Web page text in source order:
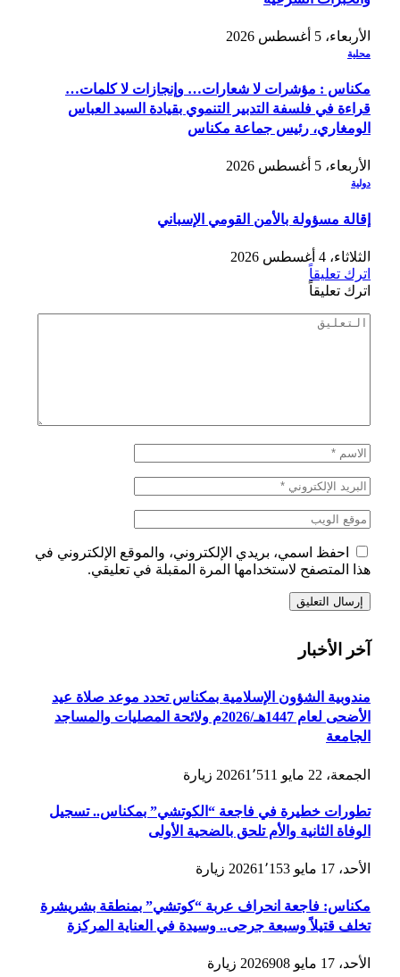
الأربعاء، 5 أغسطس 2026
محلية
مكناس : مؤشرات لا شعارات… وإنجازات لا كلمات…
قراءة في فلسفة التدبير التنموي بقيادة السيد العباس
الومغاري، رئيس جماعة مكناس
الأربعاء، 5 أغسطس 2026
دولية
إقالة مسؤولة بالأمن القومي الإسباني
الثلاثاء، 4 أغسطس 2026
اترك تعليقاً
اترك تعليقاً
احفظ اسمي، بريدي الإلكتروني، والموقع الإلكتروني في
هذا المتصفح لاستخدامها المرة المقبلة في تعليقي.
آخر الأخبار
مندوبية الشؤون الإسلامية بمكناس تحدد موعد صلاة عيد
الأضحى لعام 1447هـ/2026م ولائحة المصليات والمساجد
الجامعة
الجمعة، 22 مايو 2026 1٬511 زيارة
تطورات خطيرة في فاجعة “الكوتشي” بمكناس.. تسجيل
الوفاة الثانية والأم تلحق بالضحية الأولى
الأحد، 17 مايو 2026 1٬153 زيارة
مكناس: فاجعة انحراف عربة “كوتشي” بمنطقة بشريشرة
تخلف قتيلاً وسبعة جرحى.. وسيدة في العناية المركزة
الأحد، 17 مايو 2026 908 زيارة